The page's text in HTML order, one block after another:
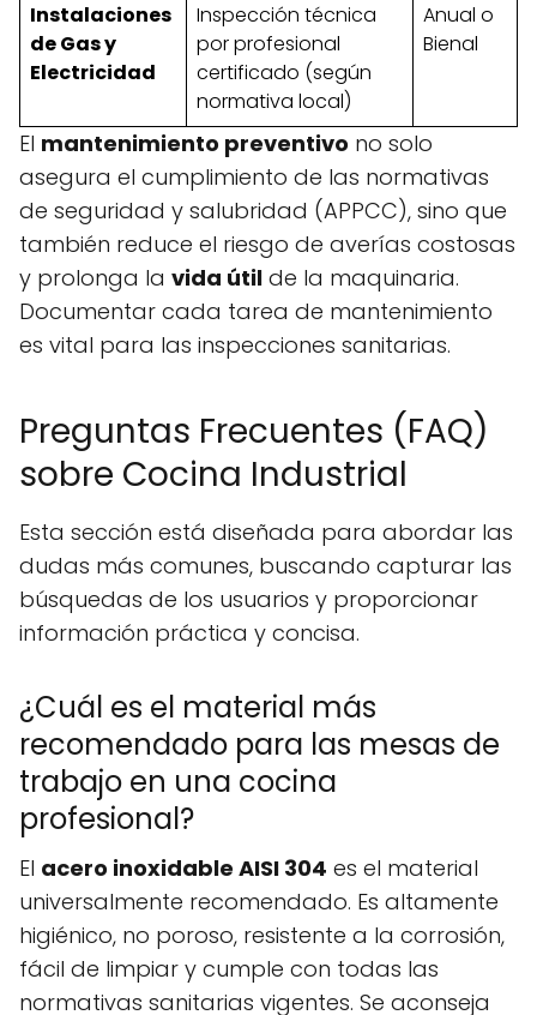
Instalaciones
de Gas y
Electricidad
Inspección técnica
por profesional
certificado (según
normativa local)
Anual o
Bienal
El mantenimiento preventivo no solo
asegura el cumplimiento de las normativas
de seguridad y salubridad (APPCC), sino que
también reduce el riesgo de averías costosas
y prolonga la vida útil de la maquinaria.
Documentar cada tarea de mantenimiento
es vital para las inspecciones sanitarias.
Preguntas Frecuentes (FAQ)
sobre Cocina Industrial
Esta sección está diseñada para abordar las
dudas más comunes, buscando capturar las
búsquedas de los usuarios y proporcionar
información práctica y concisa.
¿Cuál es el material más
recomendado para las mesas de
trabajo en una cocina
profesional?
El acero inoxidable AISI 304 es el material
universalmente recomendado. Es altamente
higiénico, no poroso, resistente a la corrosión,
fácil de limpiar y cumple con todas las
normativas sanitarias vigentes. Se aconseja